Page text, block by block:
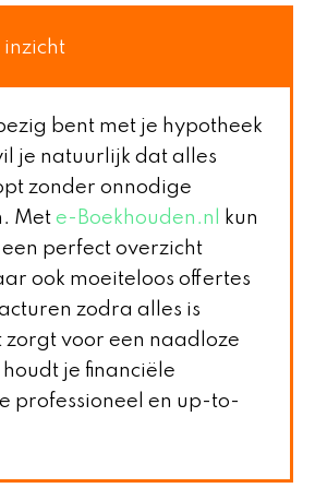
inzicht
bent met je hypotheek
je natuurlijk dat alles
zonder onnodige
Met e-Boekhouden.nl
kun
perfect overzicht
ook moeiteloos offertes
zodra alles is
voor een naadloze
je financiële
professioneel en up-to-